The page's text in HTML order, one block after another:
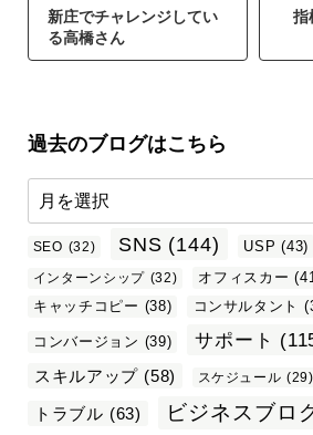
新庄でチャレンジしてい
る高橋さん
指
過去のブログはこちら
SEO (32) SNS (144) USP (43)
インターンシップ (32) オフィスカー
キャッチコピー (38) コンサルタント
コンバージョン (39) サポート
スキルアップ (58) スケジュール (29)
トラブル (63) ビジネスブロ